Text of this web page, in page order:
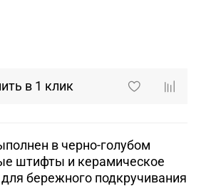
в 1 клик
в черно-голубом
штифты и керамическое
бережного подкручивания